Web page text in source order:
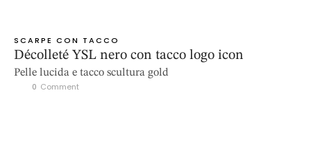
SCARPE CON TACCO
Décolleté YSL nero con tacco logo icon
Pelle lucida e tacco scultura gold
0 Comment